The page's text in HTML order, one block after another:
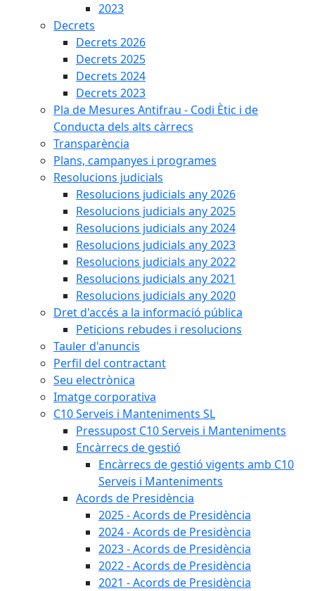
2023
Decrets
Decrets 2026
Decrets 2025
Decrets 2024
Decrets 2023
Pla de Mesures Antifrau - Codi Ètic i de
Conducta dels alts càrrecs
Transparència
Plans, campanyes i programes
Resolucions judicials
Resolucions judicials any 2026
Resolucions judicials any 2025
Resolucions judicials any 2024
Resolucions judicials any 2023
Resolucions judicials any 2022
Resolucions judicials any 2021
Resolucions judicials any 2020
Dret d'accés a la informació pública
Peticions rebudes i resolucions
Tauler d'anuncis
Perfil del contractant
Seu electrònica
Imatge corporativa
C10 Serveis i Manteniments SL
Pressupost C10 Serveis i Manteniments
Encàrrecs de gestió
Encàrrecs de gestió vigents amb C10
Serveis i Manteniments
Acords de Presidència
2025 - Acords de Presidència
2024 - Acords de Presidència
2023 - Acords de Presidència
2022 - Acords de Presidència
2021 - Acords de Presidència